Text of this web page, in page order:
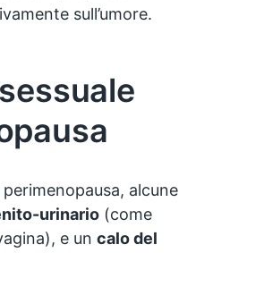
sull’umore.
alcune
urinario(come
e un calo del